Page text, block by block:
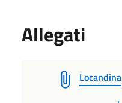
Allegati
Locandina